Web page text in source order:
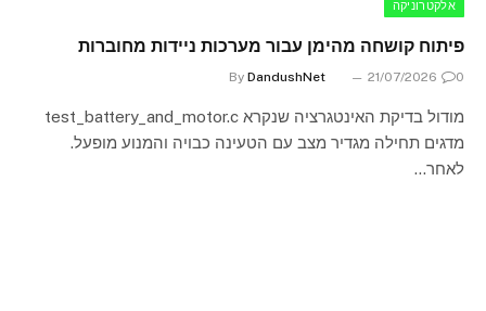
אלקטרוניקה
פיתוח קושחה מהימן עבור מערכות ניידות מחוברות
By DandushNet 21/07/2026 0
מודול בדיקת האינטגרציה שנקרא test_battery_and_motor.c
מדגים תחילה מגדיר מצב עם הטעינה כבויה והמנוע מופעל.
לאחר…